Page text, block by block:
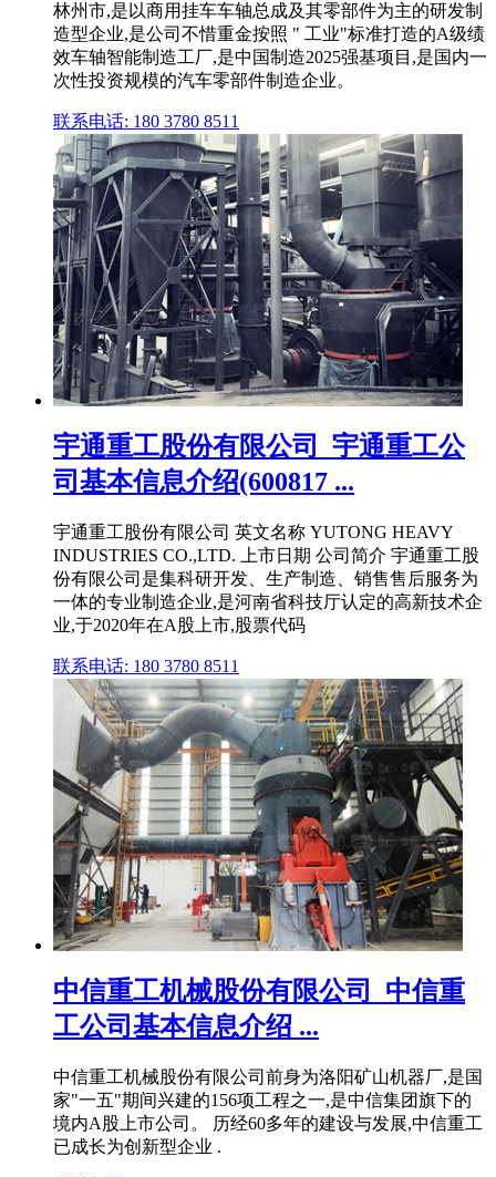
林州市,是以商用挂车车轴总成及其零部件为主的研发制
造型企业,是公司不惜重金按照 " 工业"标准打造的A级绩
效车轴智能制造工厂,是中国制造2025强基项目,是国内一
次性投资规模的汽车零部件制造企业。
联系电话: 180 3780 8511
宇通重工股份有限公司_宇通重工公
司基本信息介绍(600817 ...
宇通重工股份有限公司 英文名称 YUTONG HEAVY
INDUSTRIES CO.,LTD. 上市日期 公司简介 宇通重工股
份有限公司是集科研开发、生产制造、销售售后服务为
一体的专业制造企业,是河南省科技厅认定的高新技术企
业,于2020年在A股上市,股票代码
联系电话: 180 3780 8511
中信重工机械股份有限公司_中信重
工公司基本信息介绍 ...
中信重工机械股份有限公司前身为洛阳矿山机器厂,是国
家"一五"期间兴建的156项工程之一,是中信集团旗下的
境内A股上市公司。 历经60多年的建设与发展,中信重工
已成长为创新型企业 .